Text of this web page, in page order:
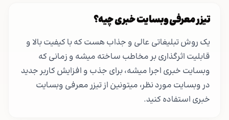
تیزر معرفی وبسایت خبری چیه؟
یک روش تبلیغاتی عالی و جذاب هست که با کیفیت بالا و
قابلیت اثرگذاری بر مخاطب ساخته میشه و زمانی که
وبسایت خبری اجرا میشه، برای جذب و افزایش کاربر جدید
در وبسایت مورد نظر، میتونین از تیزر معرفی وبسایت
خبری استفاده کنید.